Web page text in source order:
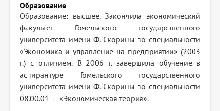
Образование
Образование: высшее. Закончила экономический
факультет Гомельского государственного
университета имени Ф. Скорины по специальности
«Экономика и управление на предприятии» (2003
г.) с отличием. В 2006 г. завершила обучение в
аспирантуре Гомельского государственного
университета имени Ф. Скорины по специальности
08.00.01 – «Экономическая теория».